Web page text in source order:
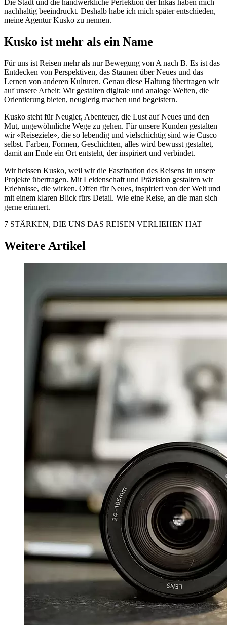
nachhaltig beeindruckt. Deshalb habe ich mich später entschieden,
meine Agentur Kusko zu nennen.
Kusko ist mehr als ein Name
Für uns ist Reisen mehr als nur Bewegung von A nach B. Es ist das
Entdecken von Perspektiven, das Staunen über Neues und das
Lernen von anderen Kulturen. Genau diese Haltung übertragen wir
auf unsere Arbeit: Wir gestalten digitale und analoge Welten, die
Orientierung bieten, neugierig machen und begeistern.
Kusko steht für Neugier, Abenteuer, die Lust auf Neues und den
Mut, ungewöhnliche Wege zu gehen. Für unsere Kunden gestalten
wir «Reiseziele», die so lebendig und vielschichtig sind wie Cusco
selbst. Farben, Formen, Geschichten, alles wird bewusst gestaltet,
damit am Ende ein Ort entsteht, der inspiriert und verbindet.
Wir heissen Kusko, weil wir die Faszination des Reisens in unsere
Projekte übertragen. Mit Leidenschaft und Präzision gestalten wir
Erlebnisse, die wirken. Offen für Neues, inspiriert von der Welt und
mit einem klaren Blick fürs Detail. Wie eine Reise, an die man sich
gerne erinnert.
7 STÄRKEN, DIE UNS DAS REISEN VERLIEHEN HAT
Weitere Artikel